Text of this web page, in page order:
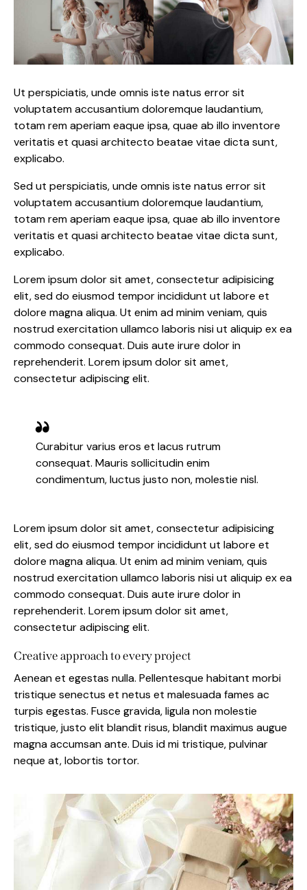
Ut perspiciatis, unde omnis iste natus error sit
voluptatem accusantium doloremque laudantium,
totam rem aperiam eaque ipsa, quae ab illo inventore
veritatis et quasi architecto beatae vitae dicta sunt,
explicabo.
Sed ut perspiciatis, unde omnis iste natus error sit
voluptatem accusantium doloremque laudantium,
totam rem aperiam eaque ipsa, quae ab illo inventore
veritatis et quasi architecto beatae vitae dicta sunt,
explicabo.
Lorem ipsum dolor sit amet, consectetur adipisicing
elit, sed do eiusmod tempor incididunt ut labore et
dolore magna aliqua. Ut enim ad minim veniam, quis
nostrud exercitation ullamco laboris nisi ut aliquip ex ea
commodo consequat. Duis aute irure dolor in
reprehenderit. Lorem ipsum dolor sit amet,
consectetur adipiscing elit.
Curabitur varius eros et lacus rutrum
consequat. Mauris sollicitudin enim
condimentum, luctus justo non, molestie nisl.
Lorem ipsum dolor sit amet, consectetur adipisicing
elit, sed do eiusmod tempor incididunt ut labore et
dolore magna aliqua. Ut enim ad minim veniam, quis
nostrud exercitation ullamco laboris nisi ut aliquip ex ea
commodo consequat. Duis aute irure dolor in
reprehenderit. Lorem ipsum dolor sit amet,
consectetur adipiscing elit.
Creative approach to every project
Aenean et egestas nulla. Pellentesque habitant morbi
tristique senectus et netus et malesuada fames ac
turpis egestas. Fusce gravida, ligula non molestie
tristique, justo elit blandit risus, blandit maximus augue
magna accumsan ante. Duis id mi tristique, pulvinar
neque at, lobortis tortor.